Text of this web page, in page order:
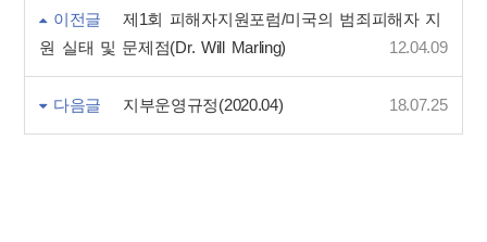
이전글
제1회 피해자지원포럼/미국의 범죄피해자 지
원 실태 및 문제점(Dr. Will Marling)
12.04.09
다음글 지부운영규정(2020.04) 18.07.25